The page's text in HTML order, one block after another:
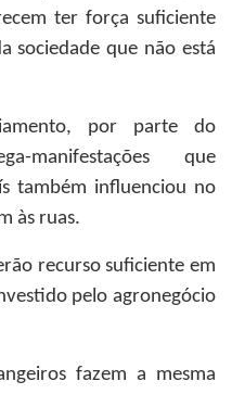
ter força suficiente
sociedade que não está
por parte do
manifestações que
também influenciou no
às ruas.
recurso suficiente em
pelo agronegócio
fazem a mesma